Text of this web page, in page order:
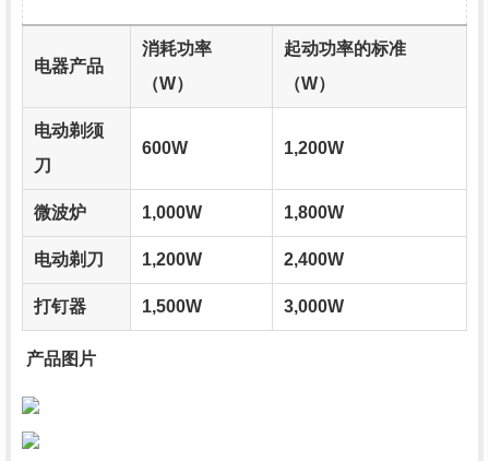
电器产品
消耗功率
（W）
起动功率的标准
（W）
电动剃须
刀
600W 1,200W
微波炉 1,000W 1,800W
电动剃刀 1,200W 2,400W
打钉器 1,500W 3,000W
产品图片